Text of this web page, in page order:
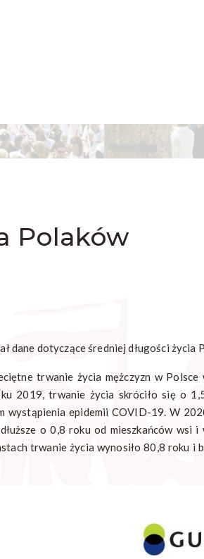
Polaków
dane dotyczące średniej długości życia
trwanie życia mężczyzn w Polsce
2019, trwanie życia skróciło się o
wystąpienia epidemii COVID-19. W
o 0,8 roku od mieszkańców wsi i
trwanie życia wynosiło 80,8 roku i